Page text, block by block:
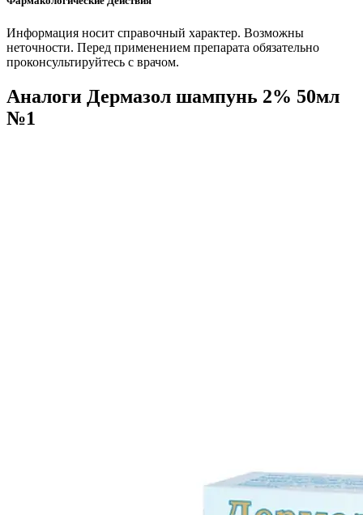
Информация носит справочный характер. Возможны
неточности. Перед применением препарата обязательно
проконсультируйтесь с врачом.
Аналоги Дермазол шампунь 2% 50мл
№1